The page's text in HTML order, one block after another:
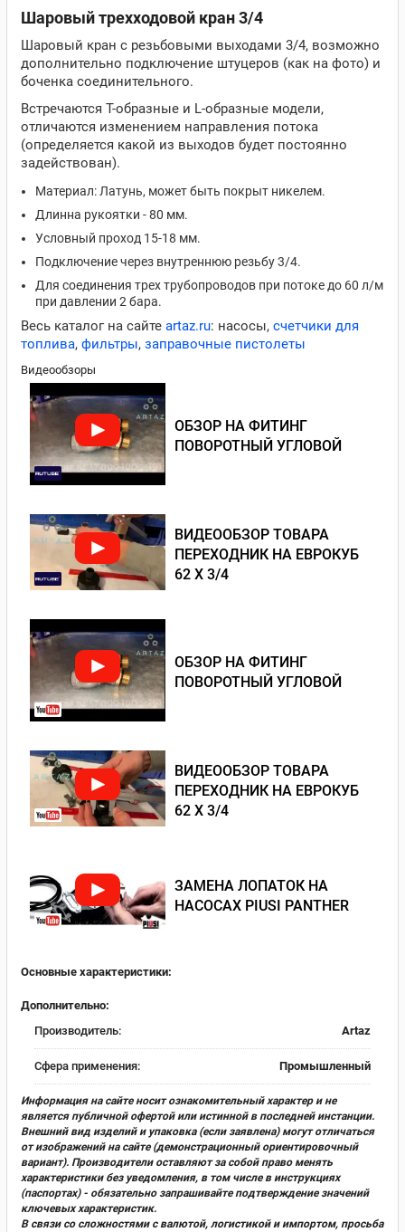
Шаровый трехходовой кран 3/4
Шаровый кран с резьбовыми выходами 3/4, возможно
дополнительно подключение штуцеров (как на фото) и
боченка соединительного.
Встречаются Т-образные и L-образные модели,
отличаются изменением направления потока
(определяется какой из выходов будет постоянно
задействован).
Материал: Латунь, может быть покрыт никелем.
Длинна рукоятки - 80 мм.
Условный проход 15-18 мм.
Подключение через внутреннюю резьбу 3/4.
Для соединения трех трубопроводов при потоке до 60 л/м
при давлении 2 бара.
Весь каталог на сайте artaz.ru: насосы, счетчики для
топлива, фильтры, заправочные пистолеты
Видеообзоры
ОБЗОР НА ФИТИНГ
ПОВОРОТНЫЙ УГЛОВОЙ
ВИДЕООБЗОР ТОВАРА
ПЕРЕХОДНИК НА ЕВРОКУБ
62 Х 3/4
ОБЗОР НА ФИТИНГ
ПОВОРОТНЫЙ УГЛОВОЙ
ВИДЕООБЗОР ТОВАРА
ПЕРЕХОДНИК НА ЕВРОКУБ
62 Х 3/4
ЗАМЕНА ЛОПАТОК НА
НАСОСАХ PIUSI PANTHER
Основные характеристики:
Дополнительно:
Производитель:
Artaz
Сфера применения: Промышленный
Информация на сайте носит ознакомительный характер и не
является публичной офертой или истинной в последней инстанции.
Внешний вид изделий и упаковка (если заявлена) могут отличаться
от изображений на сайте (демонстрационный ориентировочный
вариант). Производители оставляют за собой право менять
характеристики без уведомления, в том числе в инструкциях
(паспортах) - обязательно запрашивайте подтверждение значений
ключевых характеристик.
В связи со сложностями с валютой, логистикой и импортом, просьба